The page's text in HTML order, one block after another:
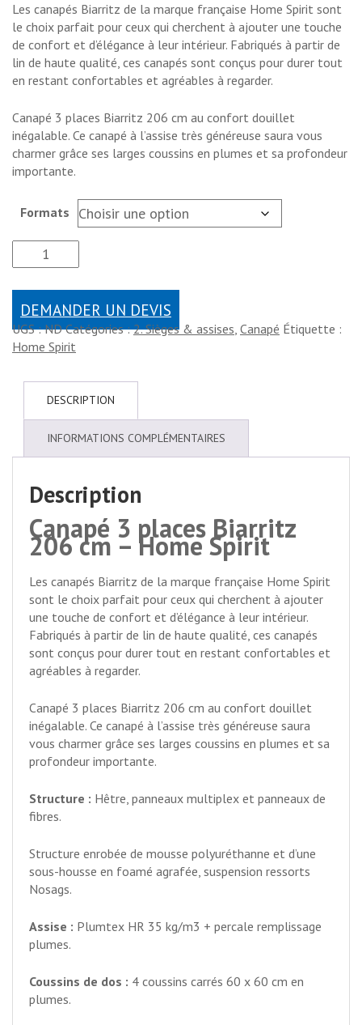
Les canapés Biarritz de la marque française Home Spirit sont
le choix parfait pour ceux qui cherchent à ajouter une touche
de confort et d’élégance à leur intérieur. Fabriqués à partir de
lin de haute qualité, ces canapés sont conçus pour durer tout
en restant confortables et agréables à regarder.
Canapé 3 places Biarritz 206 cm au confort douillet
inégalable. Ce canapé à l’assise très généreuse saura vous
charmer grâce ses larges coussins en plumes et sa profondeur
importante.
Formats
DEMANDER UN DEVIS
UGS :ND Catégories :2. Sièges & assises, Canapé Étiquette :
Home Spirit
DESCRIPTION
INFORMATIONS COMPLÉMENTAIRES
Description
Canapé 3 places Biarritz
206 cm – Home Spirit
Les canapés Biarritz de la marque française Home Spirit
sont le choix parfait pour ceux qui cherchent à ajouter
une touche de confort et d’élégance à leur intérieur.
Fabriqués à partir de lin de haute qualité, ces canapés
sont conçus pour durer tout en restant confortables et
agréables à regarder.
Canapé 3 places Biarritz 206 cm au confort douillet
inégalable. Ce canapé à l’assise très généreuse saura
vous charmer grâce ses larges coussins en plumes et sa
profondeur importante.
Structure : Hêtre, panneaux multiplex et panneaux de
fibres.
Structure enrobée de mousse polyuréthanne et d’une
sous-housse en foamé agrafée, suspension ressorts
Nosags.
Assise : Plumtex HR 35 kg/m3 + percale remplissage
plumes.
Coussins de dos : 4 coussins carrés 60 x 60 cm en
plumes.